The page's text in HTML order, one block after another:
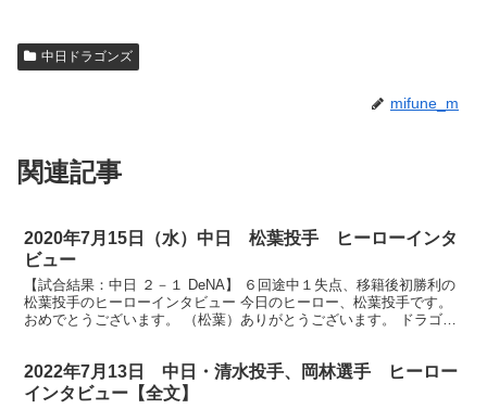
中日ドラゴンズ
mifune_m
関連記事
2020年7月15日（水）中日 松葉投手 ヒーローインタ
ビュー
【試合結果：中日 ２－１ DeNA】 ６回途中１失点、移籍後初勝利の
松葉投手のヒーローインタビュー 今日のヒーロー、松葉投手です。
おめでとうございます。 （松葉）ありがとうございます。 ドラゴン
2022年7月13日 中日・清水投手、岡林選手 ヒーロー
インタビュー【全文】